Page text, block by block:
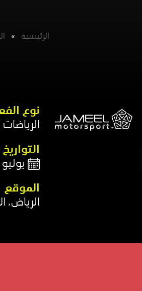
الرئيسية »
نوع
الرياضات
التواريخ
يوليو 3 - أغسطس 25، 2024
الموقع​
الرياض،